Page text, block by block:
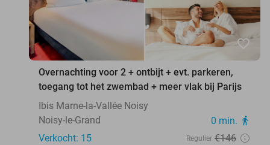
favorite_border
Overnachting voor 2 + ontbijt + evt. parkeren,
toegang tot het zwembad + meer vlak bij Parijs
Ibis Marne-la-Vallée Noisy
Noisy-le-Grand
0 min. directions_walk
Verkocht: 15 Regulier €146